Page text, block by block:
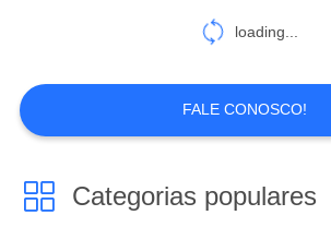
Equipamento de
loading...
FALE CONOSCO!
Categorias populares